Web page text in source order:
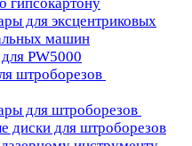
для эксцентриковых
машин
PW5000
штроборезов
для штроборезов
диски для штроборезов